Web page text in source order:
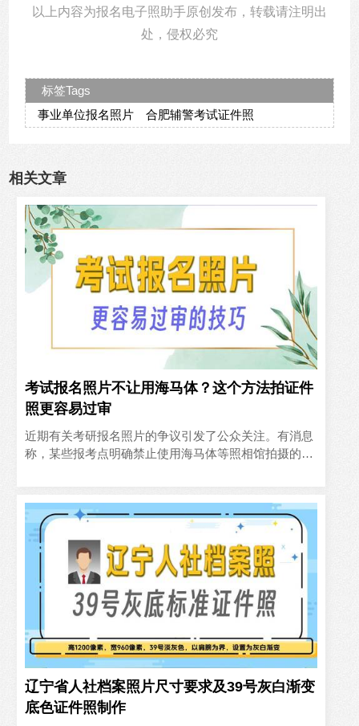
以上内容为报名电子照助手原创发布，转载请注明出
处，侵权必究
标签Tags
事业单位报名照片
合肥辅警考试证件照
相关文章
考试报名照片不让用海马体？这个方法拍证件
照更容易过审
近期有关考研报名照片的争议引发了公众关注。有消息
称，某些报考点明确禁止使用海马体等照相馆拍摄的照
辽宁省人社档案照片尺寸要求及39号灰白渐变
底色证件照制作